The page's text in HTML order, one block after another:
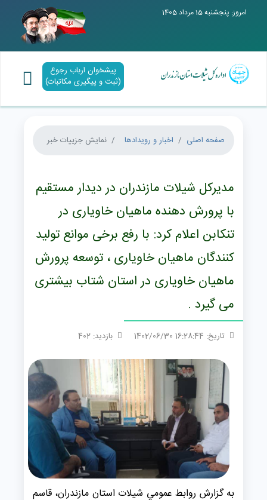
امروز: پنجشنبه 15 مرداد 1405
پیشخوان ارباب رجوع
(ثبت و پیگیری مکاتبات)
صفحه اصلی اخبار و رویدادها نمایش جزییات خبر
مدیرکل شیلات مازندران در دیدار مستقیم
با پرورش دهنده ماهیان خاویاری در
تنکابن اعلام کرد: با رفع برخی موانع تولید
کنندگان ماهیان خاویاری ، توسعه پرورش
ماهیان خاویاری در استان شتاب بیشتری
می گیرد .
تاریخ: 16:28:44 1402/06/30 بازدید: 402
به گزارش روابط عمومي شیلات استان مازندران، قاسم